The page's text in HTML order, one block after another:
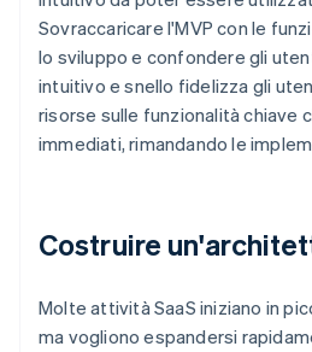
Sovraccaricare l'MVP con le
lo sviluppo e confondere gli
intuitivo e snello fidelizza gli
risorse sulle funzionalità chiave
immediati, rimandando le
Costruire
Molte attività SaaS iniziano in
ma vogliono espandersi